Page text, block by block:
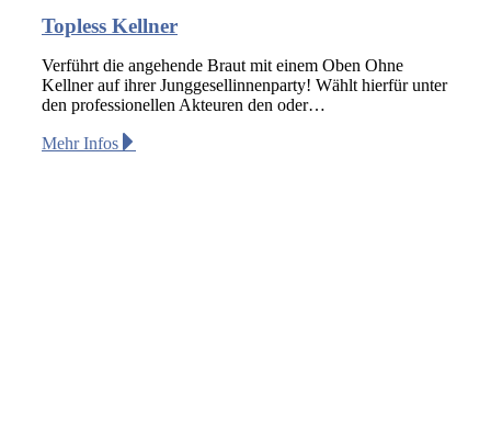
Topless Kellner
Verführt die angehende Braut mit einem Oben Ohne
Kellner auf ihrer Junggesellinnenparty! Wählt hierfür unter
den professionellen Akteuren den oder…
Mehr Infos